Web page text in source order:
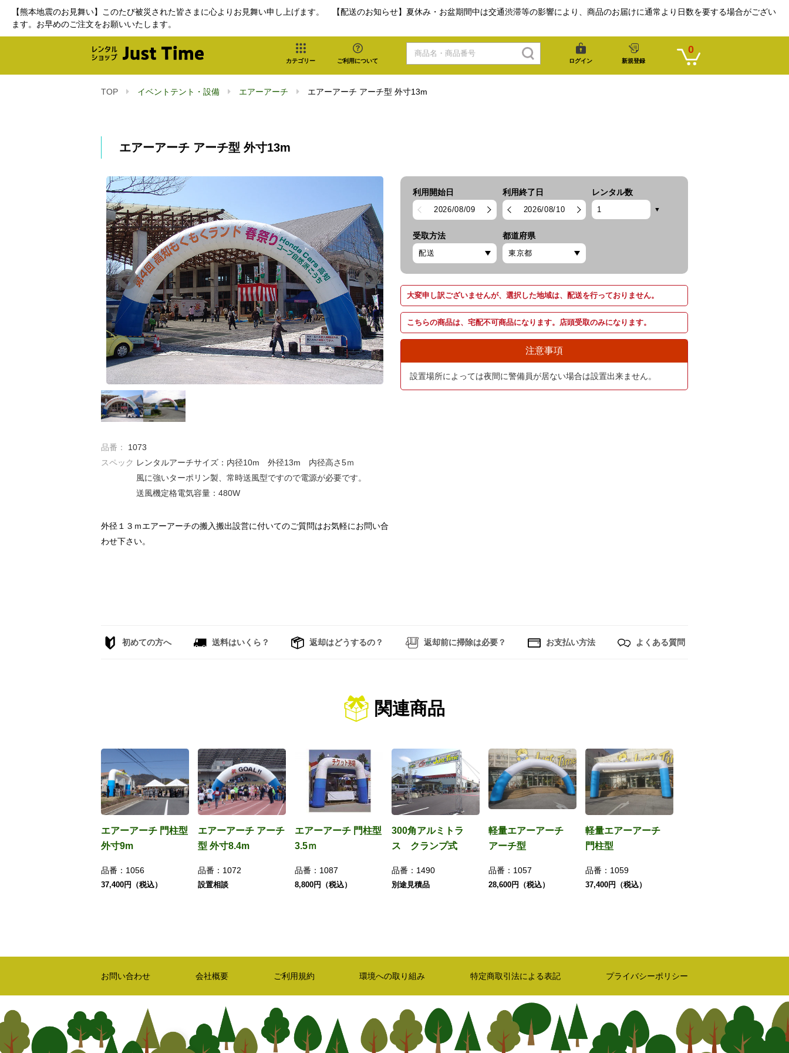
【熊本地震のお見舞い】このたび被災された皆さまに心よりお見舞い申し上げます。 【配送のお知らせ】夏休み・お盆期間中は交通渋滞等の影響により、商品のお届けに通常より日数を要する場合がござい
ます。お早めのご注文をお願いいたします。
カテゴリー ご利用について ログイン 新規登録
0
TOP イベントテント・設備 エアーアーチ エアーアーチ アーチ型 外寸13m
エアーアーチ アーチ型 外寸13m
品番：
1073
スペック レンタルアーチサイズ：内径10m 外径13m 内径高さ5ｍ
風に強いターポリン製、常時送風型ですので電源が必要です。
送風機定格電気容量：480W
外径１３ｍエアーアーチの搬入搬出設営に付いてのご質問はお気軽にお問い合
わせ下さい。
利用開始日
2026/08/09
利用終了日
2026/08/10
レンタル数
受取方法 都道府県
大変申し訳ございませんが、選択した地域は、配送を行っておりません。
こちらの商品は、宅配不可商品になります。店頭受取のみになります。
注意事項
設置場所によっては夜間に警備員が居ない場合は設置出来ません。
初めての方へ 送料はいくら？ 返却はどうするの？ 返却前に掃除は必要？ お支払い方法 よくある質問
関連商品
エアーアーチ 門柱型
外寸9m
品番： 1056
37,400円（税込）
エアーアーチ アーチ
型 外寸8.4m
品番： 1072
設置相談
エアーアーチ 門柱型
3.5ｍ
品番： 1087
8,800円（税込）
300角アルミトラ
ス クランプ式
品番： 1490
別途見積品
軽量エアーアーチ
アーチ型
品番： 1057
28,600円（税込）
軽量エアーアーチ
門柱型
品番： 1059
37,400円（税込）
お問い合わせ 会社概要 ご利用規約 環境への取り組み 特定商取引法による表記 プライバシーポリシー